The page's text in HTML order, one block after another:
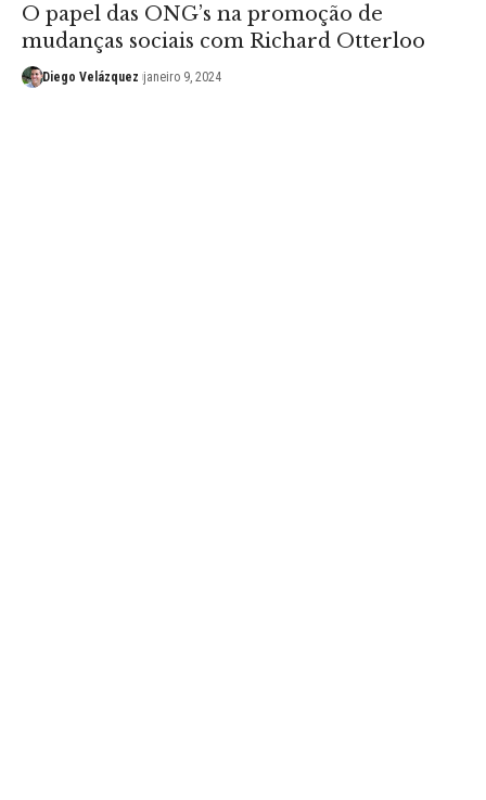
O papel das ONG’s na promoção de
mudanças sociais com Richard Otterloo
Diego Velázquez janeiro 9, 2024